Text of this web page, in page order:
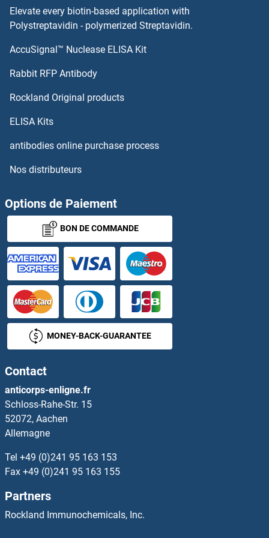
FYN Kits ELISA
GAD Kits ELISA
GAD65 Kits ELISA
GADD34 Kits ELISA
GADD45A Kits ELISA
GADD45G Kits ELISA
GAK Kits ELISA
GAL Kits ELISA
GAL4 Kits ELISA
Galactosylceramidase Kits ELISA
GALE Kits ELISA
Galectin 10 Kits ELISA
Galectin 3 Kits ELISA
Elevate every biotin-based application with
Polystreptavidin - polymerized Streptavidin.
AccuSignal™ Nuclease ELISA Kit
Rabbit RFP Antibody
Rockland Original products
ELISA Kits
antibodies online purchase process
Nos distributeurs
Options de Paiement
BON DE COMMANDE
MONEY-BACK-GUARANTEE
Contact
anticorps-enligne.fr
Schloss-Rahe-Str. 15
52072, Aachen
Allemagne
Tel +49 (0)241 95 163 153
Fax +49 (0)241 95 163 155
Partners
Rockland Immunochemicals, Inc.